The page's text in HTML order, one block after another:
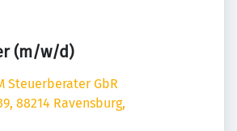
(m/w/d)
Steuerberater GbR
88214 Ravensburg,